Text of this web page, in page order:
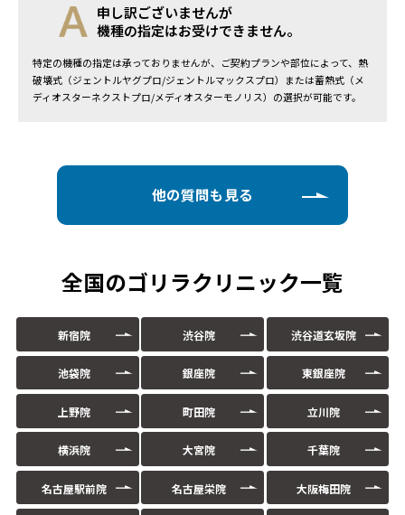
申し訳ございませんが
機種の指定はお受けできません。
特定の機種の指定は承っておりませんが、ご契約プランや部位によって、熱
破壊式（ジェントルヤグプロ/ジェントルマックスプロ）または蓄熱式（メ
ディオスターネクストプロ/メディオスターモノリス）の選択が可能です。
他の質問も見る
全国のゴリラクリニック一覧
新宿院 渋谷院 渋谷道玄坂院
池袋院 銀座院 東銀座院
上野院 町田院 立川院
横浜院 大宮院 千葉院
名古屋駅前院 名古屋栄院 大阪梅田院